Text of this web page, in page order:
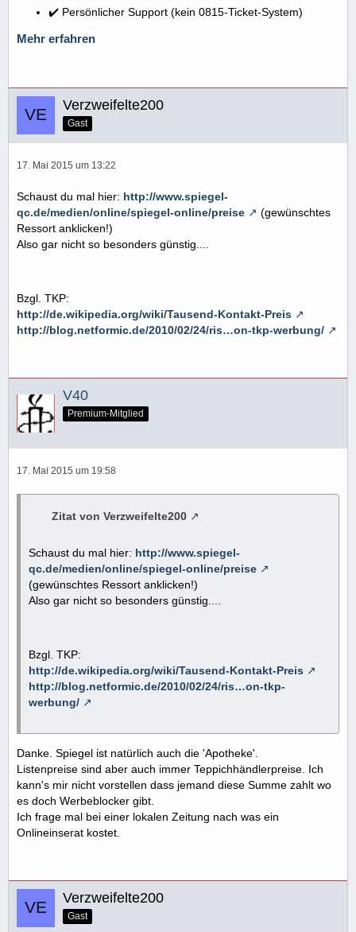
✔️ Persönlicher Support (kein 0815-Ticket-System)
Mehr erfahren
Verzweifelte200
Gast
17. Mai 2015 um 13:22
Schaust du mal hier: http://www.spiegel-
qc.de/medien/online/spiegel-online/preise
(gewünschtes
Ressort anklicken!)
Also gar nicht so besonders günstig....
Bzgl. TKP:
http://de.wikipedia.org/wiki/Tausend-Kontakt-Preis
http://blog.netformic.de/2010/02/24/ris…on-tkp-werbung/
V40
Premium-Mitglied
17. Mai 2015 um 19:58
Zitat von Verzweifelte200
Schaust du mal hier: http://www.spiegel-
qc.de/medien/online/spiegel-online/preise
(gewünschtes Ressort anklicken!)
Also gar nicht so besonders günstig....
Bzgl. TKP:
http://de.wikipedia.org/wiki/Tausend-Kontakt-Preis
http://blog.netformic.de/2010/02/24/ris…on-tkp-
werbung/
Danke. Spiegel ist natürlich auch die 'Apotheke'.
Listenpreise sind aber auch immer Teppichhändlerpreise. Ich
kann's mir nicht vorstellen dass jemand diese Summe zahlt wo
es doch Werbeblocker gibt.
Ich frage mal bei einer lokalen Zeitung nach was ein
Onlineinserat kostet.
Verzweifelte200
Gast